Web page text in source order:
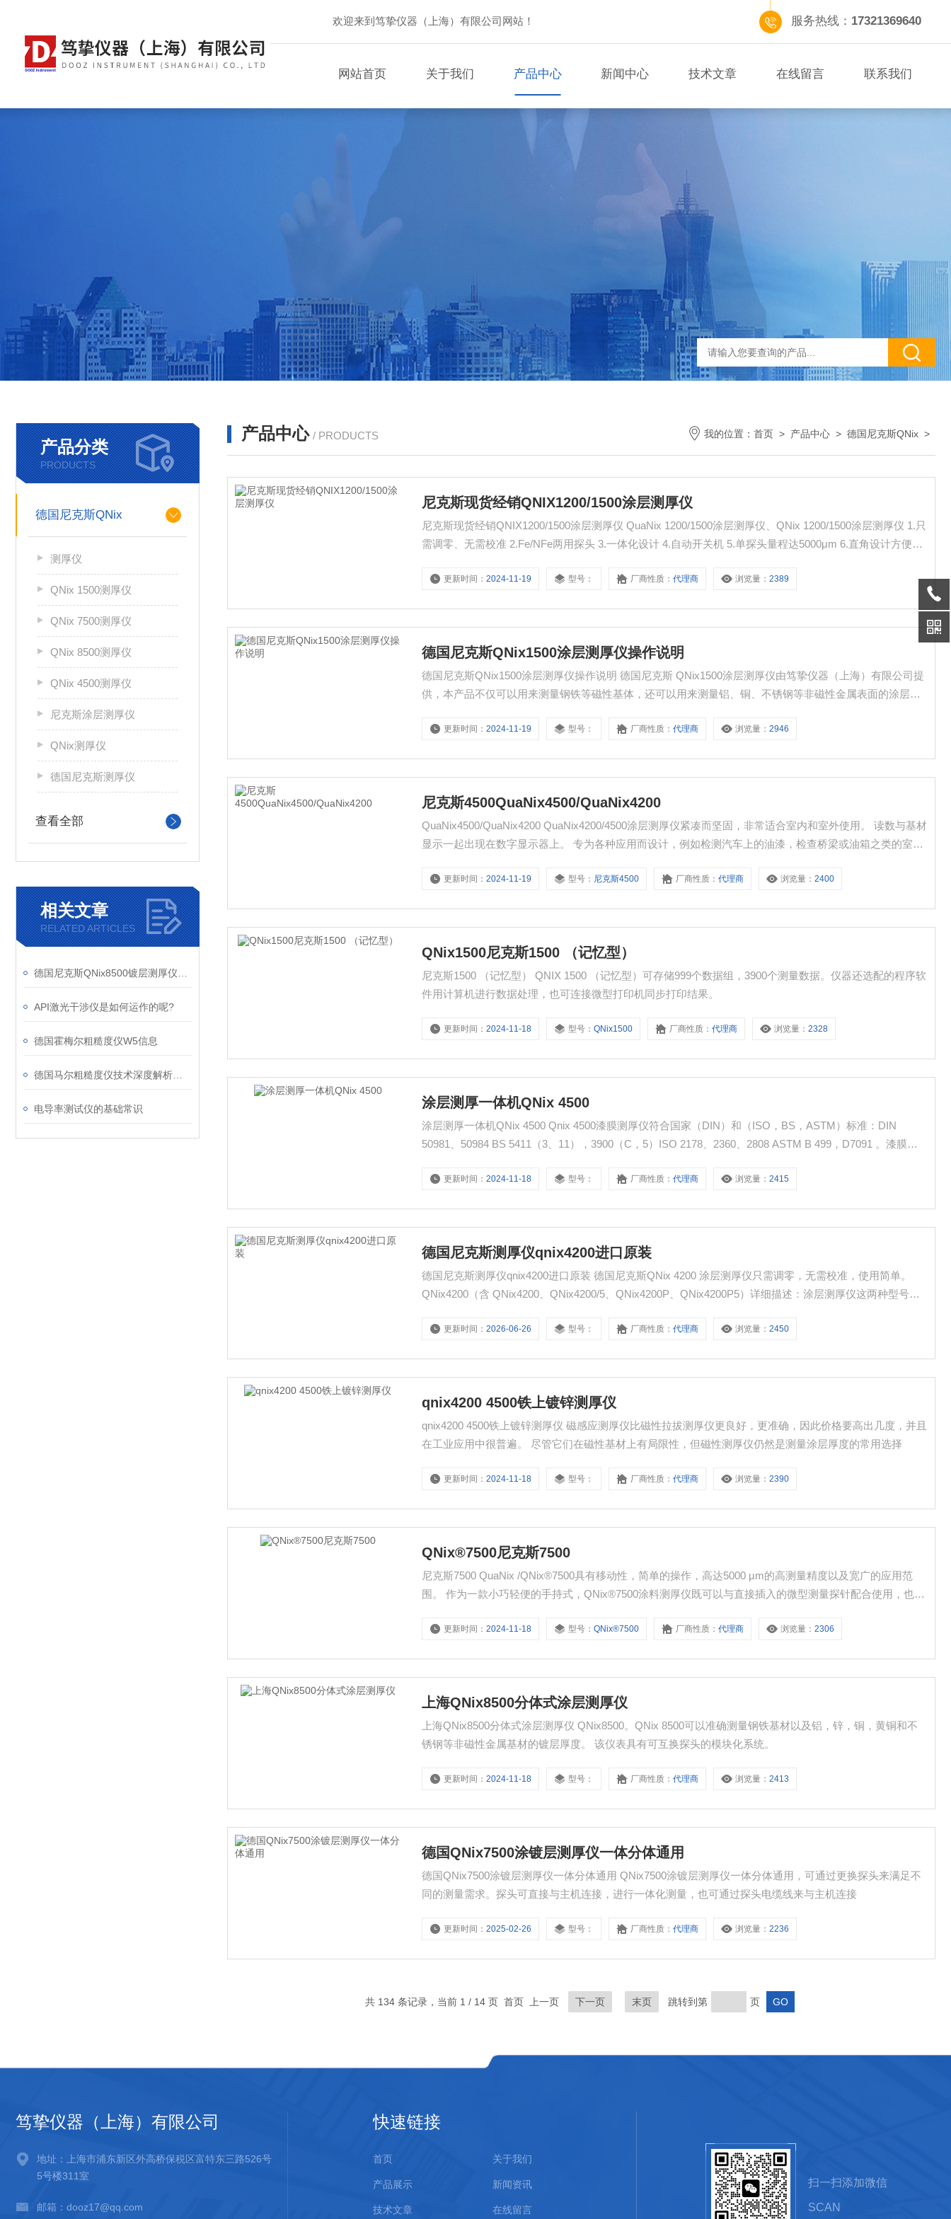
欢迎来到笃挚仪器（上海）有限公司网站！ 服务热线： 17321369640
网站首页 关于我们 产品中心 新闻中心 技术文章 在线留言 联系我们
产品分类
PRODUCTS
德国尼克斯QNix
测厚仪
QNix 1500测厚仪
QNix 7500测厚仪
QNix 8500测厚仪
QNix 4500测厚仪
尼克斯涂层测厚仪
QNix测厚仪
德国尼克斯测厚仪
查看全部
相关文章
RELATED ARTICLES
API激光干涉仪是如何运作的呢?
德国霍梅尔粗糙度仪W5信息
电导率测试仪的基础常识
产品中心 / PRODUCTS 我的位置： 首页 > 产品中心 > 德国尼克斯QNix >
尼克斯现货经销QNIX1200/1500涂层测厚仪
尼克斯现货经销QNIX1200/1500涂层测厚仪 QuaNix 1200/1500涂层测厚仪、QNix 1200/1500涂层测厚仪 1.只
需调零、无需校准 2.Fe/NFe两用探头 3.一体化设计 4.自动开关机 5.单探头量程达5000μm 6.直角设计方便测
为稳定更新时间：2024-11-19 型号： 厂商性质：代理商 浏览量：2389
德国尼克斯QNix1500涂层测厚仪操作说明
德国尼克斯QNix1500涂层测厚仪操作说明 德国尼克斯 QNix1500涂层测厚仪由笃挚仪器（上海）有限公司提
供，本产品不仅可以用来测量钢铁等磁性基体，还可以用来测量铝、铜、不锈钢等非磁性金属表面的涂层、
更新时间：2024-11-19 型号： 厂商性质：代理商 浏览量：2946
尼克斯4500QuaNix4500/QuaNix4200
QuaNix4500/QuaNix4200 QuaNix4200/4500涂层测厚仪紧凑而坚固，非常适合室内和室外使用。 读数与基材
显示一起出现在数字显示器上。 专为各种应用而设计，例如检测汽车上的油漆，检查桥梁或油箱之类的室外
层、粉喷涂等。
更新时间：2024-11-19 型号： 尼克斯4500 厂商性质：代理商 浏览量：2400
QNix1500尼克斯1500 （记忆型）
尼克斯1500 （记忆型） QNIX 1500 （记忆型）可存储999个数据组，3900个测量数据。仪器还选配的程序软
件用计算机进行数据处理，也可连接微型打印机同步打印结果。
更新时间：2024-11-18 型号：QNix1500 厂商性质：代理商 浏览量：2328
涂层测厚一体机QNix 4500
涂层测厚一体机QNix 4500 Qnix 4500漆膜测厚仪符合国家（DIN）和（ISO，BS，ASTM）标准：DIN
50981、50984 BS 5411（3、11），3900（C，5）ISO 2178、2360、2808 ASTM B 499，D7091 。漆膜测
更新时间：2024-11-18 型号： 厂商性质：代理商 浏览量：2415
德国尼克斯测厚仪qnix4200进口原装
德国尼克斯测厚仪qnix4200进口原装 德国尼克斯QNix 4200 涂层测厚仪只需调零，无需校准，使用简单。
QNix4200（含 QNix4200、QNix4200/5、QNix4200P、QNix4200P5）详细描述：涂层测厚仪这两种型号分
更新时间：2026-06-26 型号： 厂商性质：代理商 浏览量：2450
qnix4200 4500铁上镀锌测厚仪
qnix4200 4500铁上镀锌测厚仪 磁感应测厚仪比磁性拉拔测厚仪更良好，更准确，因此价格要高出几度，并且
在工业应用中很普遍。 尽管它们在磁性基材上有局限性，但磁性测厚仪仍然是测量涂层厚度的常用选择
更新时间：2024-11-18 型号： 厂商性质：代理商 浏览量：2390
QNix®7500尼克斯7500
尼克斯7500 QuaNix /QNix®7500具有移动性，简单的操作，高达5000 µm的高测量精度以及宽广的应用范
围。 作为一款小巧轻便的手持式，QNix®7500涂料测厚仪既可以与直接插入的微型测量探针配合使用，也可
更新时间：2024-11-18 型号：QNix®7500 厂商性质：代理商 浏览量：2306
上海QNix8500分体式涂层测厚仪
上海QNix8500分体式涂层测厚仪 QNix8500。QNix 8500可以准确测量钢铁基材以及铝，锌，铜，黄铜和不
锈钢等非磁性金属基材的镀层厚度。 该仪表具有可互换探头的模块化系统。
更新时间：2024-11-18 型号： 厂商性质：代理商 浏览量：2413
德国QNix7500涂镀层测厚仪一体分体通用
德国QNix7500涂镀层测厚仪一体分体通用 QNix7500涂镀层测厚仪一体分体通用，可通过更换探头来满足不
同的测量需求。探头可直接与主机连接，进行一体化测量，也可通过探头电缆线来与主机连接
更新时间：2025-02-26 型号： 厂商性质：代理商 浏览量：2236
共 134 条记录，当前 1 / 14 页 首页 上一页 下一页 末页 跳转到第 页
笃挚仪器（上海）有限公司
地址：上海市浦东新区外高桥保税区富特东三路526号
5号楼311室
邮箱：dooz17@qq.com
快速链接
首页 关于我们
产品展示 新闻资讯
技术文章 在线留言
扫一扫添加微信
SCAN